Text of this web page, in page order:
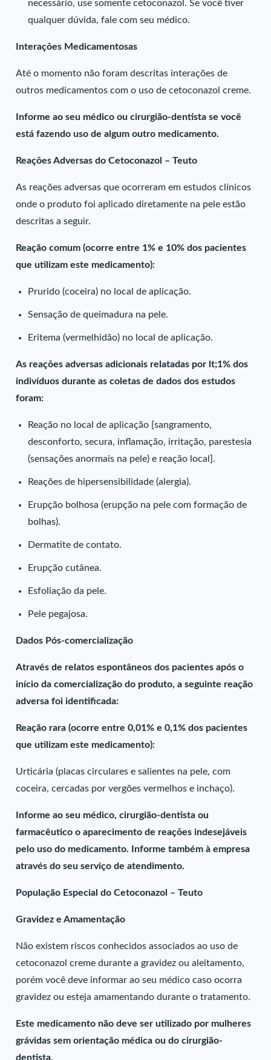
necessário, use somente cetoconazol. Se você tiver
qualquer dúvida, fale com seu médico.
Interações Medicamentosas
Até o momento não foram descritas interações de
outros medicamentos com o uso de cetoconazol creme.
Informe ao seu médico ou cirurgião-dentista se você
está fazendo uso de algum outro medicamento.
Reações Adversas do Cetoconazol – Teuto
As reações adversas que ocorreram em estudos clínicos
onde o produto foi aplicado diretamente na pele estão
descritas a seguir.
Reação comum (ocorre entre 1% e 10% dos pacientes
que utilizam este medicamento):
Prurido (coceira) no local de aplicação.
Sensação de queimadura na pele.
Eritema (vermelhidão) no local de aplicação.
As reações adversas adicionais relatadas por lt;1% dos
indivíduos durante as coletas de dados dos estudos
foram:
Reação no local de aplicação [sangramento,
desconforto, secura, inflamação, irritação, parestesia
(sensações anormais na pele) e reação local].
Reações de hipersensibilidade (alergia).
Erupção bolhosa (erupção na pele com formação de
bolhas).
Dermatite de contato.
Erupção cutânea.
Esfoliação da pele.
Pele pegajosa.
Dados Pós-comercialização
Através de relatos espontâneos dos pacientes após o
início da comercialização do produto, a seguinte reação
adversa foi identificada:
Reação rara (ocorre entre 0,01% e 0,1% dos pacientes
que utilizam este medicamento):
Urticária (placas circulares e salientes na pele, com
coceira, cercadas por vergões vermelhos e inchaço).
Informe ao seu médico, cirurgião-dentista ou
farmacêutico o aparecimento de reações indesejáveis
pelo uso do medicamento. Informe também à empresa
através do seu serviço de atendimento.
População Especial do Cetoconazol – Teuto
Gravidez e Amamentação
Não existem riscos conhecidos associados ao uso de
cetoconazol creme durante a gravidez ou aleitamento,
porém você deve informar ao seu médico caso ocorra
gravidez ou esteja amamentando durante o tratamento.
Este medicamento não deve ser utilizado por mulheres
grávidas sem orientação médica ou do cirurgião-
dentista.